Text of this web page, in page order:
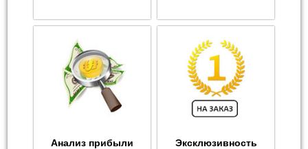
Анализ прибыли Эксклюзивность